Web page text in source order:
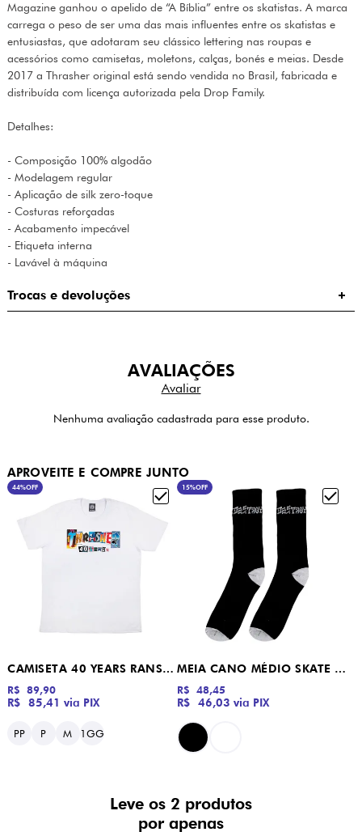
Magazine ganhou o apelido de “A Bíblia” entre os skatistas. A marca
carrega o peso de ser uma das mais influentes entre os skatistas e
entusiastas, que adotaram seu clássico lettering nas roupas e
acessórios como camisetas, moletons, calças, bonés e meias. Desde
2017 a Thrasher original está sendo vendida no Brasil, fabricada e
distribuída com licença autorizada pela Drop Family.
Detalhes:
- Composição 100% algodão
- Modelagem regular
- Aplicação de silk zero-toque
- Costuras reforçadas
- Acabamento impecável
- Etiqueta interna
- Lavável à máquina
Trocas e devoluções
AVALIAÇÕES
Nenhuma avaliação cadastrada para esse produto.
APROVEITE E COMPRE JUNTO
44%OFF
CAMISETA 40 YEARS RANSON THRASHER MAGAZINE BRANCO
R$ 85,41 via PIX
R$ 89,90
PP P M 1GG
15%OFF
MEIA CANO MÉDIO SKATE AND DESTROY THRASHER MAGAZINE
R$ 46,03 via PIX
R$ 48,45
Leve os 2 produtos